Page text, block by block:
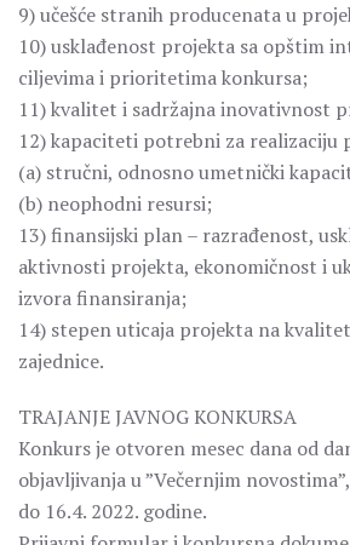
9) učešće stranih producenata u
10) usklađenost projekta sa opštim
ciljevima i prioritetima konkursa;
11) kvalitet i sadržajna inovativnost
12) kapaciteti potrebni za realizaciju
(a) stručni, odnosno umetnički
(b) neophodni resursi;
13) finansijski plan – razrađenost,
aktivnosti projekta, ekonomičnost i
izvora finansiranja;
14) stepen uticaja projekta na
zajednice.
TRAJANJE JAVNOG KONKURSA
Konkurs je otvoren mesec dana od
objavljivanja u ”Večernjim
do 16.4. 2022. godine.